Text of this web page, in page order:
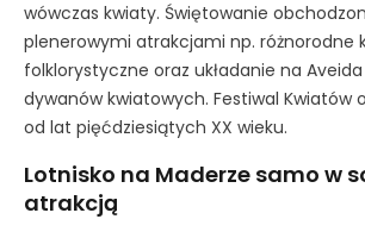
wówczas kwiaty. Świętowanie
plenerowymi atrakcjami np. różnorodne
folklorystyczne oraz układanie na
dywanów kwiatowych. Festiwal Kwiatów
od lat pięćdziesiątych XX wieku.
Lotnisko na Maderze samo w
atrakcją